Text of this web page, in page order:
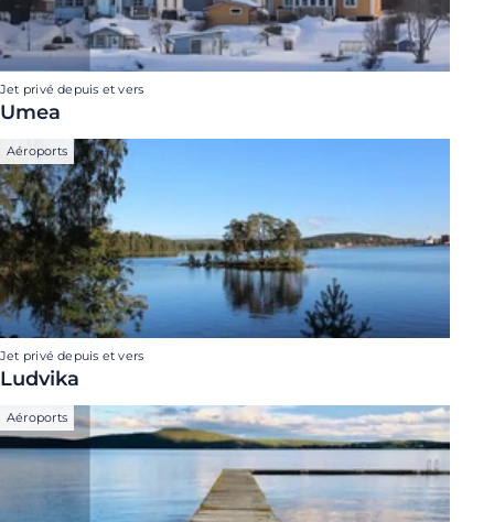
Jet privé depuis et vers
Umea
Aéroports
Jet privé depuis et vers
Ludvika
Aéroports